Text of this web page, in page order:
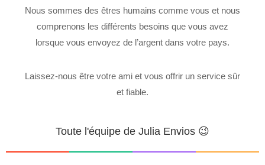
Nous sommes des êtres humains comme vous et nous
comprenons les différents besoins que vous avez
lorsque vous envoyez de l’argent dans votre pays.
Laissez-nous être votre ami et vous offrir un service sûr
et fiable.
Toute l'équipe de Julia Envios 😉